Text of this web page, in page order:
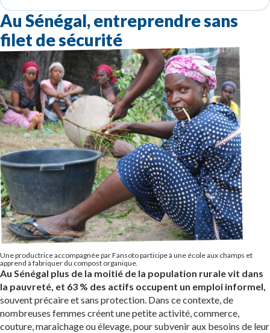
Au Sénégal, entreprendre sans
filet de sécurité
Une productrice accompagnée par Fansoto participe à une école aux champs et
apprend à fabriquer du compost organique.
Au Sénégal plus de la moitié de la population rurale vit dans
la pauvreté, et 63 % des actifs occupent un emploi informel,
souvent précaire et sans protection. Dans ce contexte, de
nombreuses femmes créent une petite activité, commerce,
couture, maraîchage ou élevage, pour subvenir aux besoins de leur